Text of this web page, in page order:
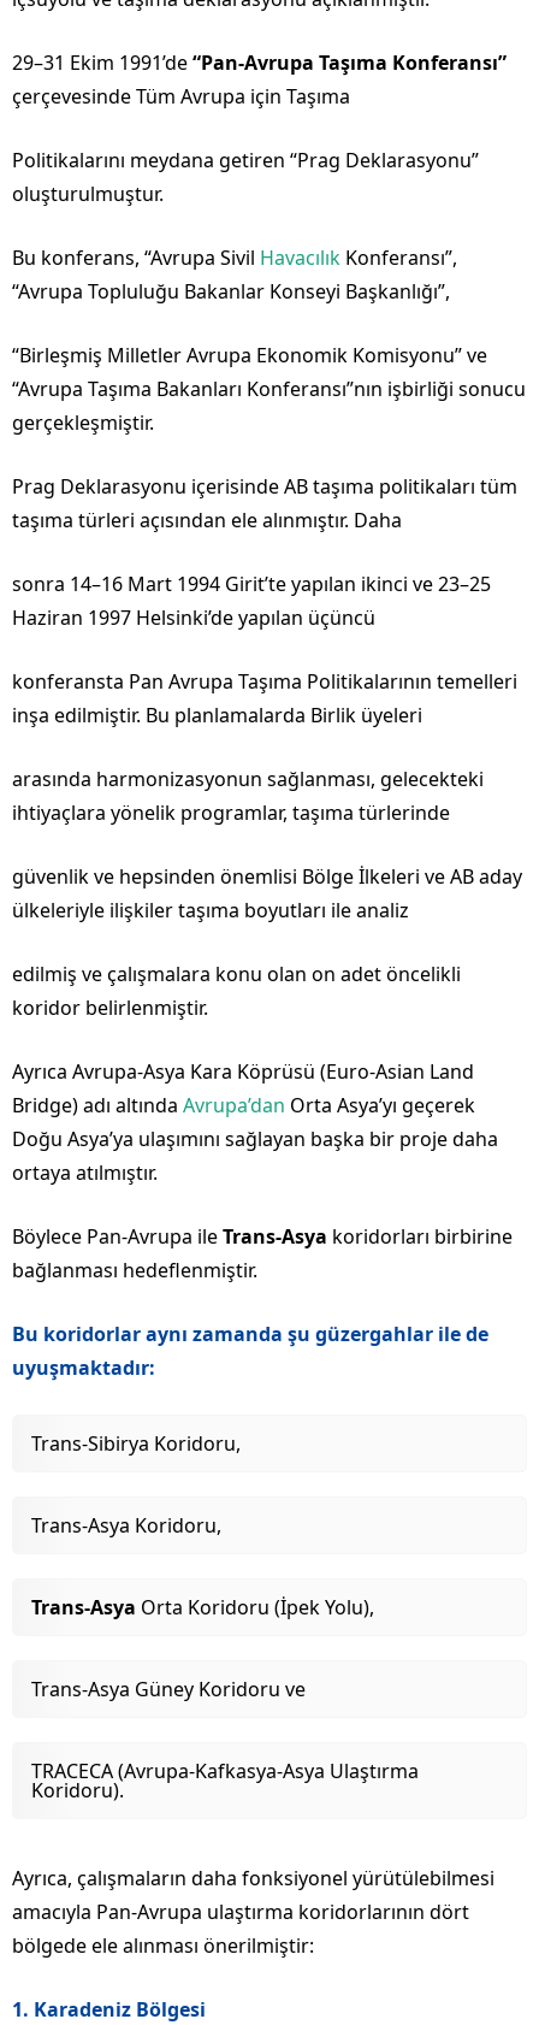
29–31 Ekim 1991’de“Pan-Avrupa Taşıma Konferansı”
çerçevesinde Tüm Avrupa için Taşıma
Politikalarını meydana getiren “Prag Deklarasyonu”
oluşturulmuştur.
Bu konferans, “Avrupa Sivil Havacılık Konferansı”,
“Avrupa Topluluğu Bakanlar Konseyi Başkanlığı”,
“Birleşmiş Milletler Avrupa Ekonomik Komisyonu” ve
“Avrupa Taşıma Bakanları Konferansı”nın işbirliği sonucu
gerçekleşmiştir.
Prag Deklarasyonu içerisinde AB taşıma politikaları tüm
taşıma türleri açısından ele alınmıştır. Daha
sonra 14–16 Mart 1994 Girit’te yapılan ikinci ve 23–25
Haziran 1997 Helsinki’de yapılan üçüncü
konferansta Pan Avrupa Taşıma Politikalarının temelleri
inşa edilmiştir. Bu planlamalarda Birlik üyeleri
arasında harmonizasyonun sağlanması, gelecekteki
ihtiyaçlara yönelik programlar, taşıma türlerinde
güvenlik ve hepsinden önemlisi Bölge İlkeleri ve AB aday
ülkeleriyle ilişkiler taşıma boyutları ile analiz
edilmiş ve çalışmalara konu olan on adet öncelikli
koridor belirlenmiştir.
Ayrıca Avrupa-Asya Kara Köprüsü (Euro-Asian Land
Bridge) adı altında Avrupa’dan Orta Asya’yı geçerek
Doğu Asya’ya ulaşımını sağlayan başka bir proje daha
ortaya atılmıştır.
Böylece Pan-Avrupa ileTrans-Asya koridorları birbirine
bağlanması hedeflenmiştir.
Bu koridorlar aynı zamanda şu güzergahlar ile de
uyuşmaktadır:
Trans-Sibirya Koridoru,
Trans-Asya Koridoru,
Trans-Asya Orta Koridoru (İpek Yolu),
Trans-Asya Güney Koridoru ve
TRACECA (Avrupa-Kafkasya-Asya Ulaştırma
Koridoru).
Ayrıca, çalışmaların daha fonksiyonel yürütülebilmesi
amacıyla Pan-Avrupa ulaştırma koridorlarının dört
bölgede ele alınması önerilmiştir:
1. Karadeniz Bölgesi